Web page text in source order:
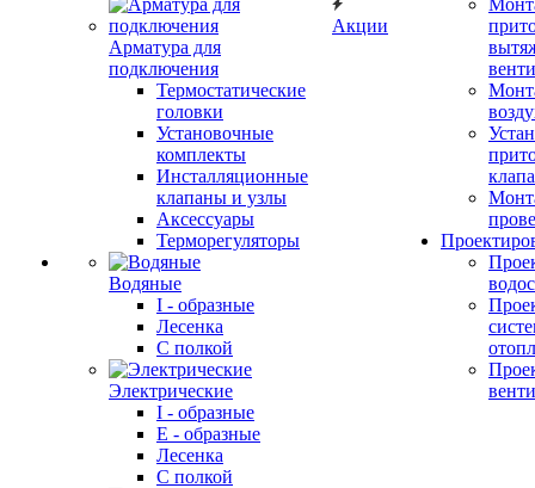
Арматура для
подключения
Термостатические
головки
Установочные
комплекты
Инсталляционные
клапаны и узлы
Аксессуары
Терморегуляторы
Водяные
I - образные
Лесенка
С полкой
Электрические
I - образные
E - образные
Лесенка
С полкой
Акции